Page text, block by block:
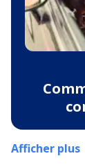
Afficher plus